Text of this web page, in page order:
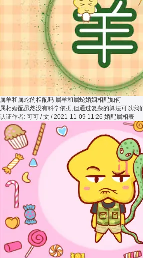
属羊和属蛇的相配吗 属羊和属蛇婚姻相配如何
属相婚配虽然没有科学依据,但通过复杂的算法可以我
认证作者: 可可 / 文 / 2021-11-09 11:26 婚配属相表